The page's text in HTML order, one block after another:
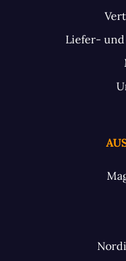
Liefer- und